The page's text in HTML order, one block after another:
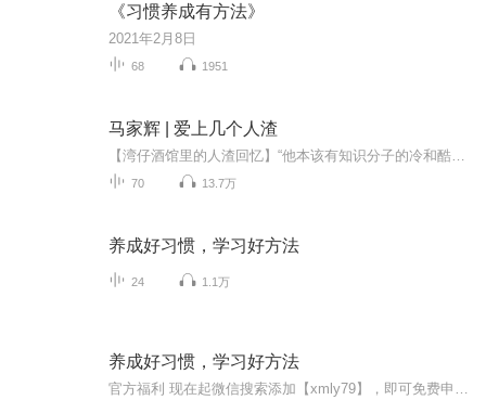
《习惯养成有方法》
2021年2月8日
68 1951
马家辉 | 爱上几个人渣
70 13.7万
养成好习惯，学习好方法
24 1.1万
养成好习惯，学习好方法